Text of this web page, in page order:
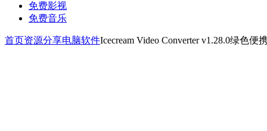
免费影视
免费音乐
首页资源分享电脑软件Icecream Video Converter v1.28.0绿色